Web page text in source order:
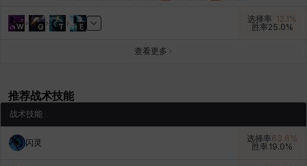
肯尼思 艾丝蒂尔 芬里尔
西尔维娅 阿德拉
W Q T E
选择率 12.1%
胜率25.0%
查看更多
推荐战术技能
战术技能
闪灵 选择率63.6%
胜率 19.0%